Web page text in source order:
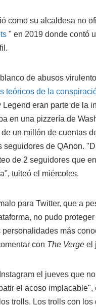
como su alcaldesa no
" en 2019 donde contó
de abusos
teóricos de la
Legend eran parte de la
en una pizzería de
un millón de cuentas
seguidores de QAnon.
de 2 seguidores que
tuiteó el miércoles.
para Twitter, que a
no pudo
más
con The Verge el
el jueves que
el acoso implacable",
trolls. Los trolls con